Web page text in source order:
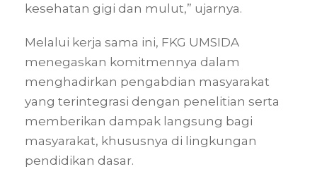
kesehatan gigi dan mulut,” ujarnya.
Melalui kerja sama ini, FKG UMSIDA
menegaskan komitmennya dalam
menghadirkan pengabdian masyarakat
yang terintegrasi dengan penelitian serta
memberikan dampak langsung bagi
masyarakat, khususnya di lingkungan
pendidikan dasar.